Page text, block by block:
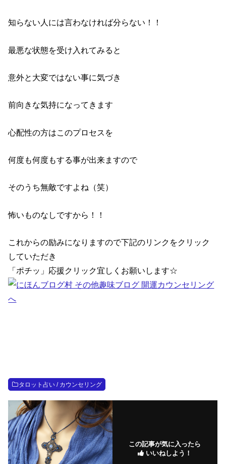
知らない人には言わなければ分らない！！
最悪な状態を受け入れてみると
意外と大変ではない事に気づき
前向きな気持になってきます
心配性の方はこのプロセスを
何度も何度もする事が出来ますので
そのうち無敵ですよね（笑）
怖いものなしですから！！
これからの励みになりますので下記のリンクをクリック
していただき
「ポチッ」応援クリック宜しくお願いします☆
タロット占い / カウンセリング
この記事が気に入ったら
いいねしよう！